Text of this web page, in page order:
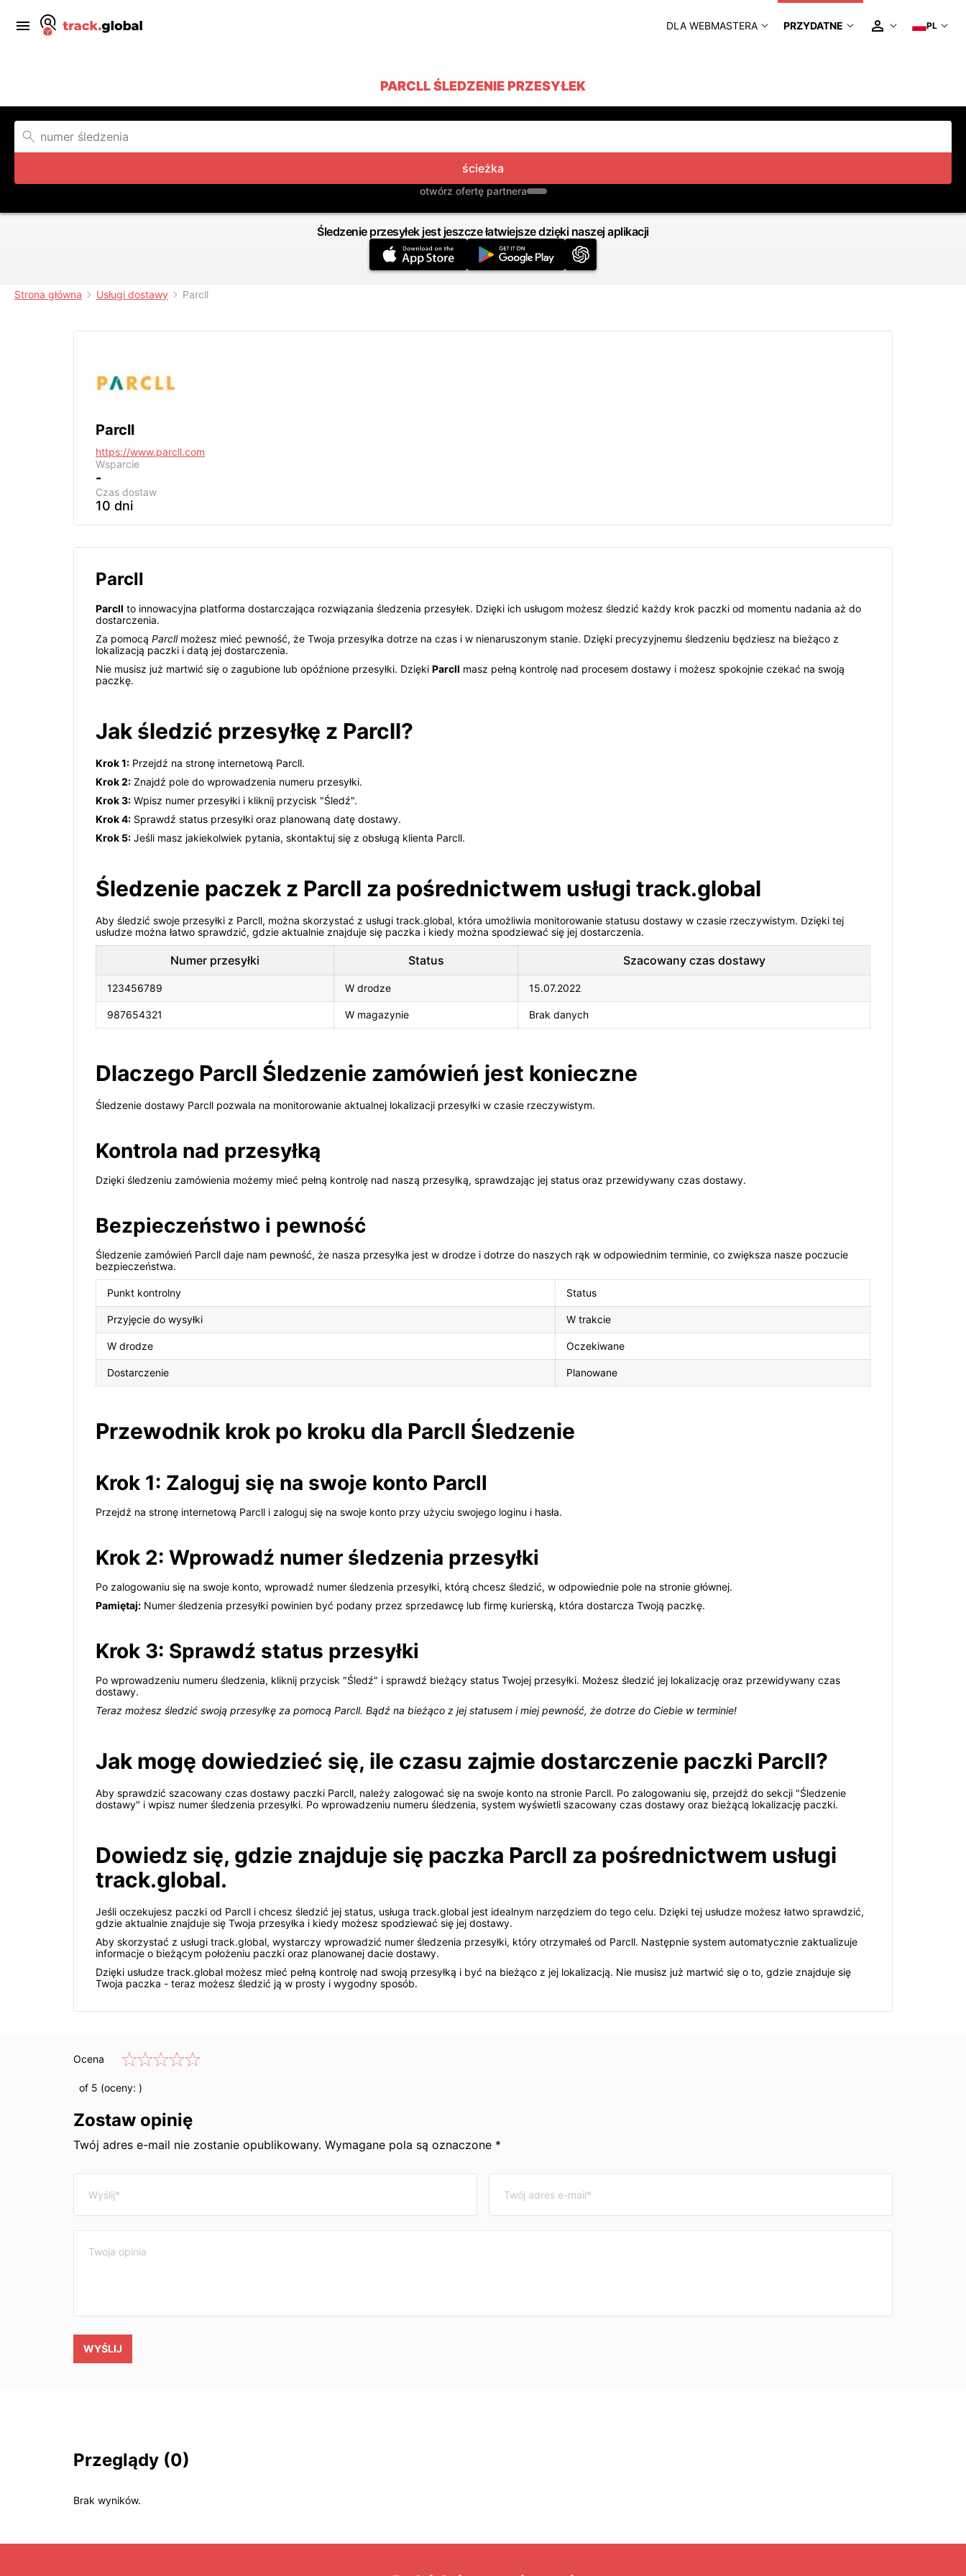
DLA WEBMASTERA PRZYDATNE PL
PARCLL ŚLEDZENIE PRZESYŁEK
ścieżka
otwórz ofertę partnera
Śledzenie przesyłek jest jeszcze łatwiejsze dzięki naszej aplikacji
Strona główna Usługi dostawy Parcll
Parcll
https://www.parcll.com
Wsparcie
-
Czas dostaw
10 dni
Parcll
Parcll to innowacyjna platforma dostarczająca rozwiązania śledzenia przesyłek. Dzięki ich usługom możesz śledzić każdy krok paczki od momentu nadania aż do
dostarczenia.
Za pomocą Parcllmożesz mieć pewność, że Twoja przesyłka dotrze na czas i w nienaruszonym stanie. Dzięki precyzyjnemu śledzeniu będziesz na bieżąco z
lokalizacją paczki i datą jej dostarczenia.
Nie musisz już martwić się o zagubione lub opóźnione przesyłki. Dzięki Parcll masz pełną kontrolę nad procesem dostawy i możesz spokojnie czekać na swoją
paczkę.
Jak śledzić przesyłkę z Parcll?
Krok 1: Przejdź na stronę internetową Parcll.
Krok 2: Znajdź pole do wprowadzenia numeru przesyłki.
Krok 3: Wpisz numer przesyłki i kliknij przycisk "Śledź".
Krok 4: Sprawdź status przesyłki oraz planowaną datę dostawy.
Krok 5: Jeśli masz jakiekolwiek pytania, skontaktuj się z obsługą klienta Parcll.
Śledzenie paczek z Parcll za pośrednictwem usługi track.global
Aby śledzić swoje przesyłki z Parcll, można skorzystać z usługi track.global, która umożliwia monitorowanie statusu dostawy w czasie rzeczywistym. Dzięki tej
usłudze można łatwo sprawdzić, gdzie aktualnie znajduje się paczka i kiedy można spodziewać się jej dostarczenia.
Numer przesyłki Status Szacowany czas dostawy
123456789 W drodze 15.07.2022
987654321 W magazynie Brak danych
Dlaczego Parcll Śledzenie zamówień jest konieczne
Śledzenie dostawy Parcll pozwala na monitorowanie aktualnej lokalizacji przesyłki w czasie rzeczywistym.
Kontrola nad przesyłką
Dzięki śledzeniu zamówienia możemy mieć pełną kontrolę nad naszą przesyłką, sprawdzając jej status oraz przewidywany czas dostawy.
Bezpieczeństwo i pewność
Śledzenie zamówień Parcll daje nam pewność, że nasza przesyłka jest w drodze i dotrze do naszych rąk w odpowiednim terminie, co zwiększa nasze poczucie
bezpieczeństwa.
Punkt kontrolny Status
Przyjęcie do wysyłki W trakcie
W drodze Oczekiwane
Dostarczenie Planowane
Przewodnik krok po kroku dla Parcll Śledzenie
Krok 1: Zaloguj się na swoje konto Parcll
Przejdź na stronę internetową Parcll i zaloguj się na swoje konto przy użyciu swojego loginu i hasła.
Krok 2: Wprowadź numer śledzenia przesyłki
Po zalogowaniu się na swoje konto, wprowadź numer śledzenia przesyłki, którą chcesz śledzić, w odpowiednie pole na stronie głównej.
Pamiętaj: Numer śledzenia przesyłki powinien być podany przez sprzedawcę lub firmę kurierską, która dostarcza Twoją paczkę.
Krok 3: Sprawdź status przesyłki
Po wprowadzeniu numeru śledzenia, kliknij przycisk "Śledź" i sprawdź bieżący status Twojej przesyłki. Możesz śledzić jej lokalizację oraz przewidywany czas
dostawy.
Teraz możesz śledzić swoją przesyłkę za pomocą Parcll. Bądź na bieżąco z jej statusem i miej pewność, że dotrze do Ciebie w terminie!
Jak mogę dowiedzieć się, ile czasu zajmie dostarczenie paczki Parcll?
Aby sprawdzić szacowany czas dostawy paczki Parcll, należy zalogować się na swoje konto na stronie Parcll. Po zalogowaniu się, przejdź do sekcji "Śledzenie
dostawy" i wpisz numer śledzenia przesyłki. Po wprowadzeniu numeru śledzenia, system wyświetli szacowany czas dostawy oraz bieżącą lokalizację paczki.
Dowiedz się, gdzie znajduje się paczka Parcll za pośrednictwem usługi
track.global.
Jeśli oczekujesz paczki od Parcll i chcesz śledzić jej status, usługa track.global jest idealnym narzędziem do tego celu. Dzięki tej usłudze możesz łatwo sprawdzić,
gdzie aktualnie znajduje się Twoja przesyłka i kiedy możesz spodziewać się jej dostawy.
Aby skorzystać z usługi track.global, wystarczy wprowadzić numer śledzenia przesyłki, który otrzymałeś od Parcll. Następnie system automatycznie zaktualizuje
informacje o bieżącym położeniu paczki oraz planowanej dacie dostawy.
Dzięki usłudze track.global możesz mieć pełną kontrolę nad swoją przesyłką i być na bieżąco z jej lokalizacją. Nie musisz już martwić się o to, gdzie znajduje się
Twoja paczka - teraz możesz śledzić ją w prosty i wygodny sposób.
Ocena
of 5 (oceny: )
Zostaw opinię
Twój adres e-mail nie zostanie opublikowany. Wymagane pola są oznaczone *
WYŚLIJ
Przeglądy (0)
Brak wyników.